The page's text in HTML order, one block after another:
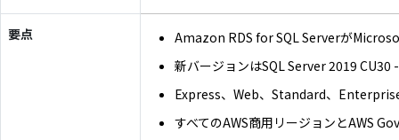
要点
Amazon RDS for SQL Serverが
新バージョンはSQL Server 2019 CU30
Express、Web、Standard、
すべてのAWS商用リージョンとAWS